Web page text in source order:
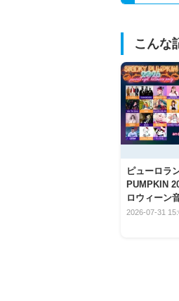
こんな
ピューロラ
PUMPKIN
ロウィーン
定！
2026-07-31